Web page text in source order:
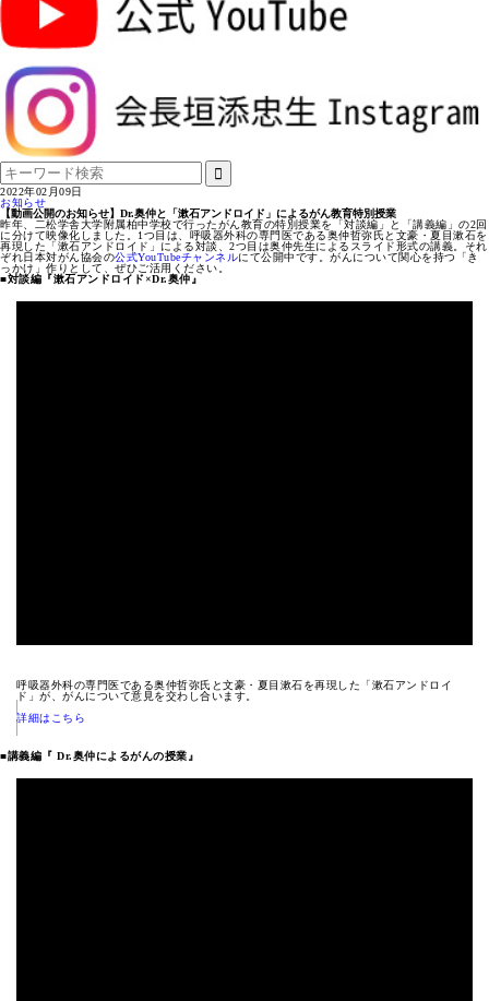
2022年02月09日
お知らせ
【動画公開のお知らせ】Dr.奥仲と「漱石アンドロイド」によるがん教育特別授業
昨年、二松学舎大学附属柏中学校で行ったがん教育の特別授業を「対談編」と「講義編」の2回
に分けて映像化しました。1つ目は、呼吸器外科の専門医である奥仲哲弥氏と文豪・夏目漱石を
再現した「漱石アンドロイド」による対談、2つ目は奥仲先生によるスライド形式の講義。それ
ぞれ日本対がん協会の公式YouTubeチャンネルにて公開中です。がんについて関心を持つ「き
っかけ」作りとして、ぜひご活用ください。
■対談編『漱石アンドロイド×Dr.奥仲』
呼吸器外科の専門医である奥仲哲弥氏と文豪・夏目漱石を再現した「漱石アンドロイ
ド」が、がんについて意見を交わし合います。
詳細はこちら
■講義編『 Dr.奥仲によるがんの授業』